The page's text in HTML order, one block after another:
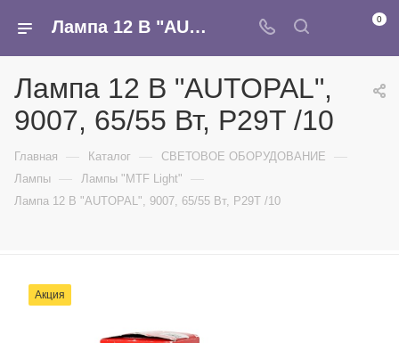
Лампа 12 В "AUTOPAL", 9007, 65/55 Вт, P29T /10 - купить в интернет-магазине Армина 0
Лампа 12 В "AUTOPAL",
9007, 65/55 Вт, P29T /10
Главная — Каталог — СВЕТОВОЕ ОБОРУДОВАНИЕ —
Лампы — Лампы "MTF Light" —
Лампа 12 В "AUTOPAL", 9007, 65/55 Вт, P29T /10
Акция